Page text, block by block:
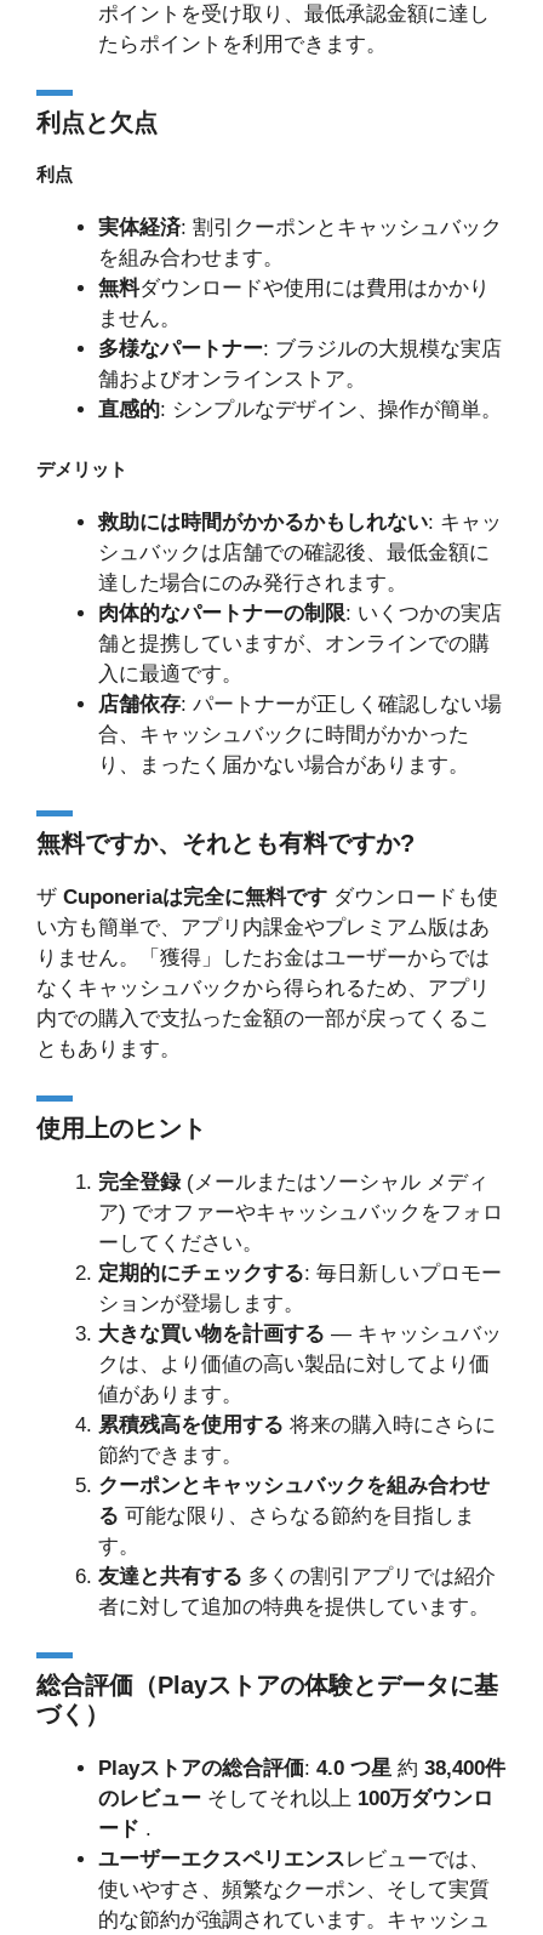
ポイントを受け取り、最低承認金額に達し
たらポイントを利用できます。
利点と欠点
利点
実体経済: 割引クーポンとキャッシュバック
を組み合わせます。
無料ダウンロードや使用には費用はかかり
ません。
多様なパートナー: ブラジルの大規模な実店
舗およびオンラインストア。
直感的: シンプルなデザイン、操作が簡単。
デメリット
救助には時間がかかるかもしれない: キャッ
シュバックは店舗での確認後、最低金額に
達した場合にのみ発行されます。
肉体的なパートナーの制限: いくつかの実店
舗と提携していますが、オンラインでの購
入に最適です。
店舗依存: パートナーが正しく確認しない場
合、キャッシュバックに時間がかかった
り、まったく届かない場合があります。
無料ですか、それとも有料ですか?
ザ Cuponeriaは完全に無料です ダウンロードも使
い方も簡単で、アプリ内課金やプレミアム版はあ
りません。「獲得」したお金はユーザーからでは
なくキャッシュバックから得られるため、アプリ
内での購入で支払った金額の一部が戻ってくるこ
ともあります。
使用上のヒント
完全登録(メールまたはソーシャル メディ
ア) でオファーやキャッシュバックをフォロ
ーしてください。
定期的にチェックする: 毎日新しいプロモー
ションが登場します。
大きな買い物を計画する — キャッシュバッ
クは、より価値の高い製品に対してより価
値があります。
累積残高を使用する 将来の購入時にさらに
節約できます。
クーポンとキャッシュバックを組み合わせ
る 可能な限り、さらなる節約を目指しま
す。
友達と共有する 多くの割引アプリでは紹介
者に対して追加の特典を提供しています。
総合評価（Playストアの体験とデータに基
づく）
Playストアの総合評価: 4.0 つ星 約 38,400件
のレビュー そしてそれ以上 100万ダウンロ
ード .
ユーザーエクスペリエンスレビューでは、
使いやすさ、頻繁なクーポン、そして実質
的な節約が強調されています。キャッシュ